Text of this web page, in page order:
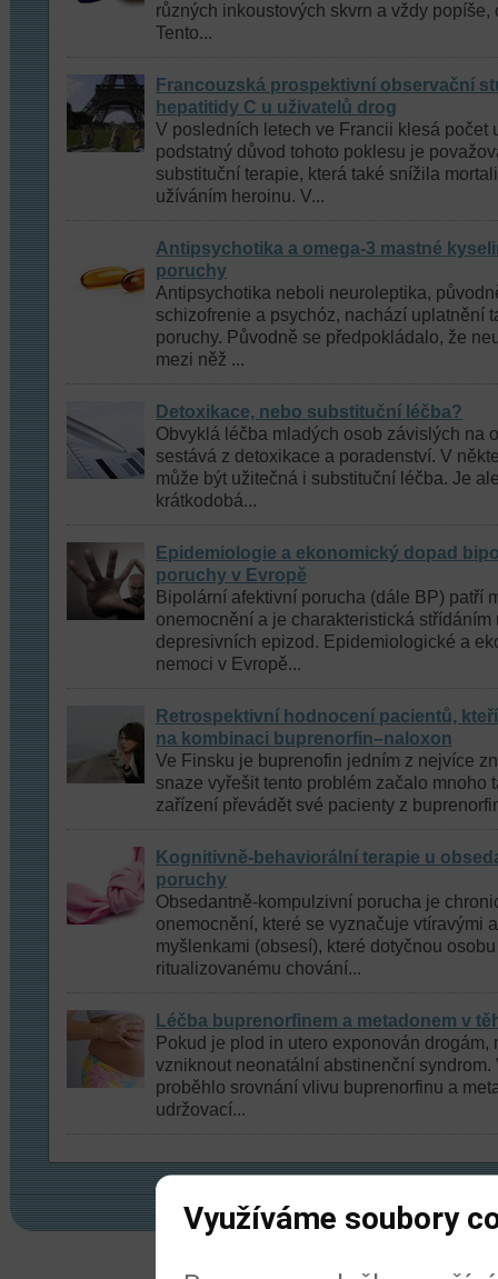
různých inkoustových skvrn a vždy popíše,
Tento...
Francouzská prospektivní observační
hepatitidy C u uživatelů drog
V posledních letech ve Francii klesá počet
podstatný důvod tohoto poklesu je
substituční terapie, která také snížila
užíváním heroinu. V...
Antipsychotika a omega-3 mastné
poruchy
Antipsychotika neboli neuroleptika,
schizofrenie a psychóz, nachází uplatnění
poruchy. Původně se předpokládalo, že
mezi něž ...
Detoxikace, nebo substituční léčba?
Obvyklá léčba mladých osob závislých na
sestává z detoxikace a poradenství. V
může být užitečná i substituční léčba. Je
krátkodobá...
Epidemiologie a ekonomický dopad
poruchy v Evropě
Bipolární afektivní porucha (dále BP) patří
onemocnění a je charakteristická střídáním
depresivních epizod. Epidemiologické a
nemoci v Evropě...
Retrospektivní hodnocení pacientů,
na kombinaci buprenorfin–naloxon
Ve Finsku je buprenofin jedním z nejvíce
snaze vyřešit tento problém začalo mnoho
zařízení převádět své pacienty z
Kognitivně-behaviorální terapie u
poruchy
Obsedantně-kompulzivní porucha je
onemocnění, které se vyznačuje vtíravými
myšlenkami (obsesí), které dotyčnou
ritualizovanému chování...
Léčba buprenorfinem a metadonem v
Pokud je plod in utero exponován drogám,
vzniknout neonatální abstinenční syndrom.
proběhlo srovnání vlivu buprenorfinu a
udržovací...
Využíváme soubory